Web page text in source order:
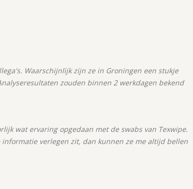
Waarschijnlijk zijn ze in Groningen een stukje
zouden binnen 2 werkdagen bekend
wat ervaring opgedaan met de swabs van Texwipe.
verlegen zit, dan kunnen ze me altijd bellen